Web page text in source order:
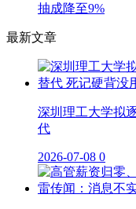
抽成降至9%
最新文章
深圳理工大学拟
代
2026-07-08 0